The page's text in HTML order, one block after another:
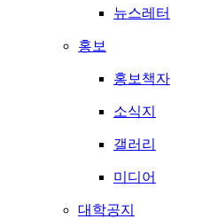
뉴스레터
홍보
홍보책자
소식지
갤러리
미디어
대학공지